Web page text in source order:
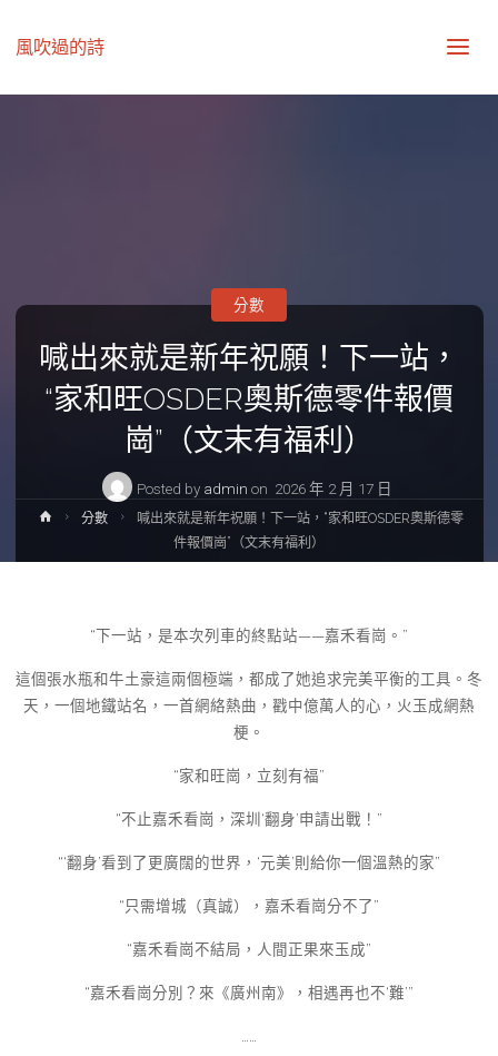
風吹過的詩
喊出來就是新年祝願！下一站，
“家和旺OSDER奧斯德零件報價
崗”（文末有福利）
Posted by admin on 2026 年 2 月 17 日
分數
Home分數
喊出來就是新年祝願！下一站，“家和旺OSDER奧斯德零
件報價崗”（文末有福利）
“下一站，是本次列車的終點站——嘉禾看崗。”
這個張水瓶和牛土豪這兩個極端，都成了她追求完美平衡的工具。冬
天，一個地鐵站名，一首網絡熱曲，戳中億萬人的心，火玉成網熱
梗。
“家和旺崗，立刻有福”
“不止嘉禾看崗，深圳‘翻身’申請出戰！”
“‘翻身’看到了更廣闊的世界，‘元美’則給你一個溫熱的家”
“只需增城（真誠），嘉禾看崗分不了”
“嘉禾看崗不結局，人間正果來玉成”
“嘉禾看崗分別？來《廣州南》，相遇再也不‘難’”